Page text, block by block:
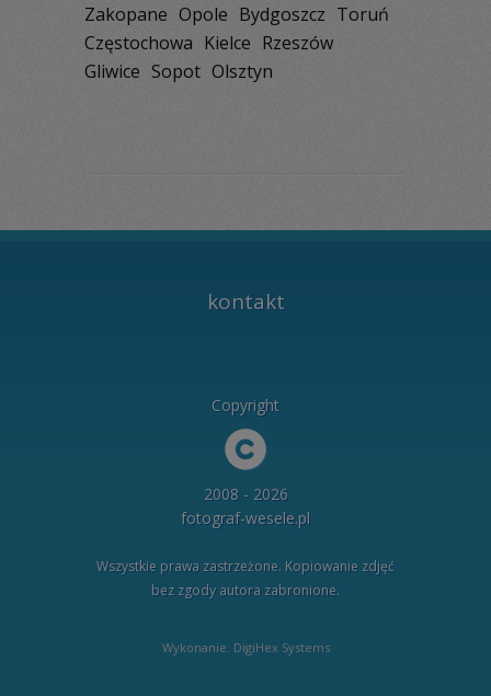
Zakopane Opole Bydgoszcz Toruń
Częstochowa Kielce Rzeszów
Gliwice Sopot Olsztyn
kontakt
Copyright
2008 - 2026
fotograf-wesele.pl
Wszystkie prawa zastrzeżone. Kopiowanie zdjęć
bez zgody autora zabronione.
Wykonanie: DigiHex Systems